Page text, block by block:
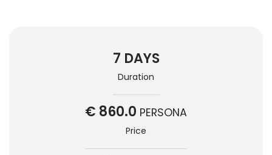
7 DAYS
Duration
€ 860.0 PERSONA
Price